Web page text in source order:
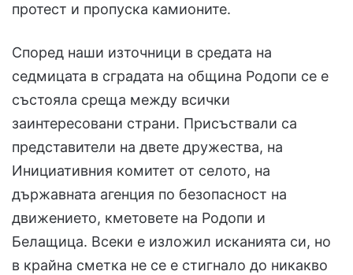
протест и пропуска камионите.
Според наши източници в средата на
седмицата в сградата на община Родопи се е
състояла среща между всички
заинтересовани страни. Присъствали са
представители на двете дружества, на
Инициативния комитет от селото, на
държавната агенция по безопасност на
движението, кметовете на Родопи и
Белащица. Всеки е изложил исканията си, но
в крайна сметка не се е стигнало до никакво